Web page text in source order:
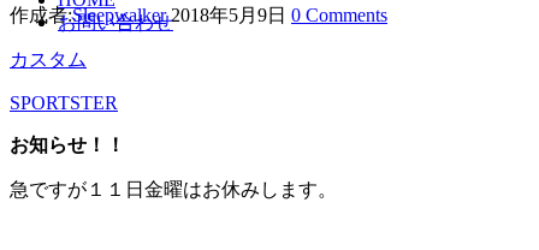
お問い合わせ
作成者:Sleepwalker 2018年5月9日 0 Comments
カスタム
SPORTSTER
お知らせ！！
急ですが１１日金曜はお休みします。